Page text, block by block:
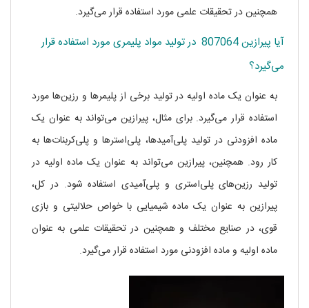
همچنین در تحقیقات علمی مورد استفاده قرار می‌گیرد.
آیا پیرازین 807064 در تولید مواد پلیمری مورد استفاده قرار
می‌گیرد؟
به عنوان یک ماده اولیه در تولید برخی از پلیمرها و رزین‌ها مورد
استفاده قرار می‌گیرد. برای مثال، پیرازین می‌تواند به عنوان یک
ماده افزودنی در تولید پلی‌آمیدها، پلی‌استرها و پلی‌کربنات‌ها به
کار رود. همچنین، پیرازین می‌تواند به عنوان یک ماده اولیه در
تولید رزین‌های پلی‌استری و پلی‌آمیدی استفاده شود. در کل،
پیرازین به عنوان یک ماده شیمیایی با خواص حلالیتی و بازی
قوی، در صنایع مختلف و همچنین در تحقیقات علمی به عنوان
ماده اولیه و ماده افزودنی مورد استفاده قرار می‌گیرد.